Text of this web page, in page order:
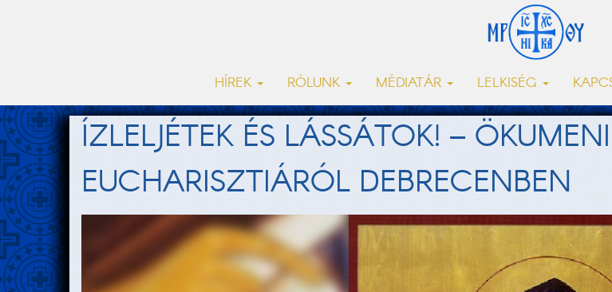
HÍREK RÓLUNK MÉDIATÁR LELKISÉG
ÍZLELJÉTEK ÉS LÁSSÁTOK! –
EUCHARISZTIÁRÓL DEBRECENBEN